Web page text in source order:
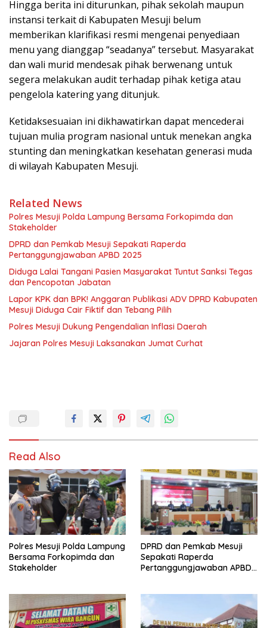
Hingga berita ini diturunkan, pihak sekolah maupun
instansi terkait di Kabupaten Mesuji belum
memberikan klarifikasi resmi mengenai penyediaan
menu yang dianggap “seadanya” tersebut. Masyarakat
dan wali murid mendesak pihak berwenang untuk
segera melakukan audit terhadap pihak ketiga atau
pengelola katering yang ditunjuk.
Ketidaksesuaian ini dikhawatirkan dapat mencederai
tujuan mulia program nasional untuk menekan angka
stunting dan meningkatkan kesehatan generasi muda
di wilayah Kabupaten Mesuji.
Related News
Polres Mesuji Polda Lampung Bersama Forkopimda dan
Stakeholder
DPRD dan Pemkab Mesuji Sepakati Raperda
Pertanggungjawaban APBD 2025
Diduga Lalai Tangani Pasien Masyarakat Tuntut Sanksi Tegas
dan Pencopotan Jabatan
Lapor KPK dan BPK! Anggaran Publikasi ADV DPRD Kabupaten
Mesuji Diduga Cair Fiktif dan Tebang Pilih
Polres Mesuji Dukung Pengendalian Inflasi Daerah
Jajaran Polres Mesuji Laksanakan Jumat Curhat
Read Also
Polres Mesuji Polda Lampung
Bersama Forkopimda dan
Stakeholder
DPRD dan Pemkab Mesuji
Sepakati Raperda
Pertanggungjawaban APBD